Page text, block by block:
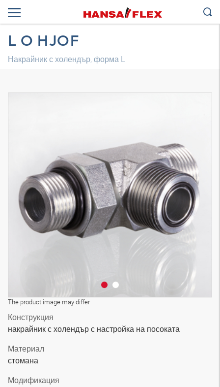
L O HJOF
Накрайник с холендър, форма L
The product image may differ
Конструкция
накрайник с холендър с настройка на посоката
Материал
стомана
Модификация